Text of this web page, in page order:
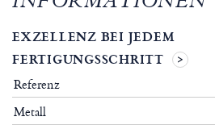
EXZELLENZ BEI JEDEM
FERTIGUNGSSCHRITT
Referenz
Metall